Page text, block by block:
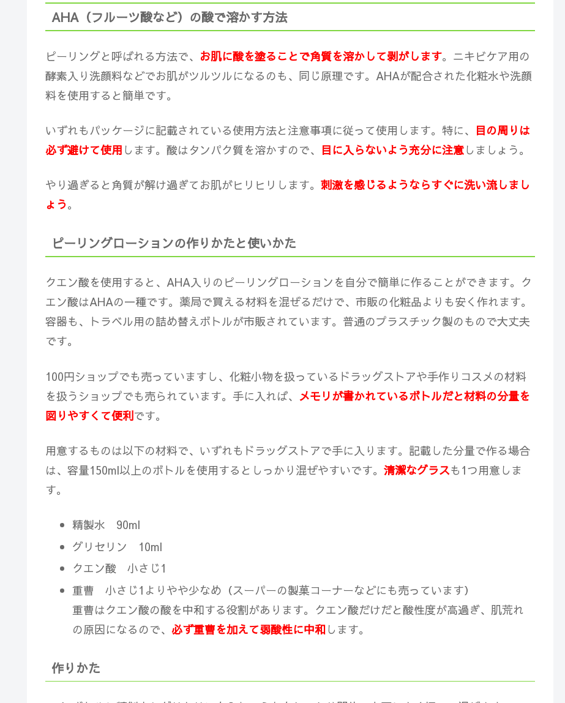
AHA（フルーツ酸など）の酸で溶かす方法
ピーリングと呼ばれる方法で、 お肌に酸を塗ることで角質を溶かして剥がします。ニキビケア用の
酵素入り洗顔料などでお肌がツルツルになるのも、同じ原理です。AHAが配合された化粧水や洗顔
料を使用すると簡単です。
いずれもパッケージに記載されている使用方法と注意事項に従って使用します。特に、 目の周りは
必ず避けて使用 します。酸はタンパク質を溶かすので、 目に入らないよう充分に注意しましょう。
やり過ぎると角質が解け過ぎてお肌がヒリヒリします。 刺激を感じるようならすぐに洗い流しまし
ょう。
ピーリングローションの作りかたと使いかた
クエン酸を使用すると、AHA入りのピーリングローションを自分で簡単に作ることができます。ク
エン酸はAHAの一種です。薬局で買える材料を混ぜるだけで、市販の化粧品よりも安く作れます。
容器も、トラベル用の詰め替えボトルが市販されています。普通のプラスチック製のもので大丈夫
です。
100円ショップでも売っていますし、化粧小物を扱っているドラッグストアや手作りコスメの材料
を扱うショップでも売られています。手に入れば、 メモリが書かれているボトルだと材料の分量を
図りやすくて便利です。
用意するものは以下の材料で、いずれもドラッグストアで手に入ります。記載した分量で作る場合
は、容量150ml以上のボトルを使用するとしっかり混ぜやすいです。 清潔なグラスも1つ用意しま
す。
精製水 90ml
グリセリン 10ml
クエン酸 小さじ1
重曹 小さじ1よりやや少なめ（スーパーの製菓コーナーなどにも売っています）
重曹はクエン酸の酸を中和する役割があります。クエン酸だけだと酸性度が高過ぎ、肌荒れ
の原因になるので、 必ず重曹を加えて弱酸性に中和します。
作りかた